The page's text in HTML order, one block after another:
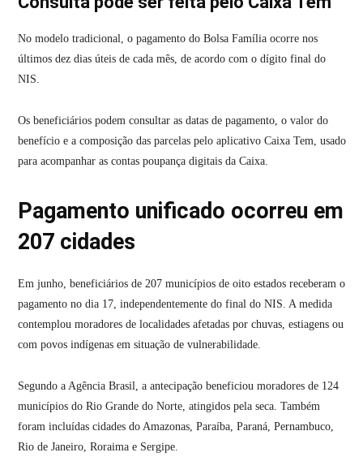
No modelo tradicional, o pagamento do Bolsa Família ocorre nos
últimos dez dias úteis de cada mês, de acordo com o dígito final do
NIS.
Os beneficiários podem consultar as datas de pagamento, o valor do
benefício e a composição das parcelas pelo aplicativo Caixa Tem, usado
para acompanhar as contas poupança digitais da Caixa.
Pagamento unificado ocorreu em
207 cidades
Em junho, beneficiários de 207 municípios de oito estados receberam o
pagamento no dia 17, independentemente do final do NIS. A medida
contemplou moradores de localidades afetadas por chuvas, estiagens ou
com povos indígenas em situação de vulnerabilidade.
Segundo a Agência Brasil, a antecipação beneficiou moradores de 124
municípios do Rio Grande do Norte, atingidos pela seca. Também
foram incluídas cidades do Amazonas, Paraíba, Paraná, Pernambuco,
Rio de Janeiro, Roraima e Sergipe.